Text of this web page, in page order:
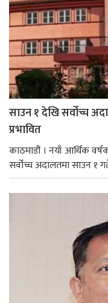
साउन १ देखि सर्वोच्च
प्रभावित
काठमाडौं । नयाँ आर्थिक
सर्वोच्च अदालतमा साउन १